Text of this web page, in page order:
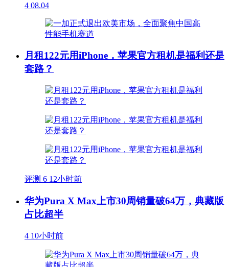
4 08.04
月租122元用iPhone，苹果官方租机是福利还是
套路？
评测 6 12小时前
华为Pura X Max上市30周销量破64万，典藏版
占比超半
4 10小时前